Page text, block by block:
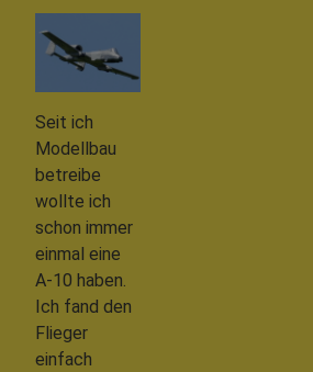
Seit ich
Modellbau
betreibe
wollte ich
schon immer
einmal eine
A-10 haben.
Ich fand den
Flieger
einfach